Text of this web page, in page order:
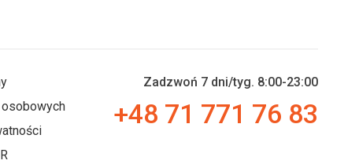
osobowych
Zadzwoń 7 dni/tyg. 8:00-23:00
+48 71 771 76 83